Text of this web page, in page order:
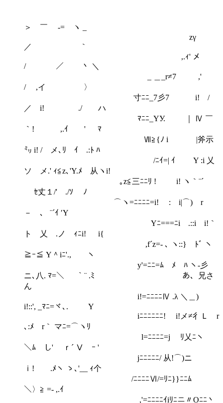
＞ ￣ -= ヽ _
zγ
／ ｀
,.ｨ' メ
/ ／ 丶 ＼
_ ＿_r≠7 ,'
/ ,イ 〉
寸ﾆﾆ_7彡7 i! /
／ i! ./ ハ
ﾏﾆﾆ_YУ. ｜ Ⅳ ￣
｀! ,.ｲ ' ﾏ
Ⅶ≧{ﾉ i |斧示
㍉ i! / メ､ﾘ ｲ .:ﾄ ﾊ
/ﾆｲ=| ｲ Y :i 乂
ソ メ.' ｨ≦z､'Y.ﾒ 从ヽi!
｡z≦三ﾆﾆﾘ ! i! ヽ｀¨´
ｾ丈１/' ./ｿ ﾉ
⌒ヽ=ﾆﾆﾆﾆ=i! : i|⌒) r
－ 、 ¨´ｲ ′Y
Yﾆ===ﾆi .::i i!｀
ト 乂 .ノ ｨﾆi! i{
,f´z=- ､ ヽ::} ﾄﾞ ヽ
≧ｰ≦ Y＾iﾆ'., ヽ
y'=ﾆﾆ=ﾑ ﾒ ﾊ ヽ-彡
ニ､八. ﾏ=＼ ｀¨ .ﾐ あ、兄さ
ん
i!=ﾆﾆﾆﾆⅣ .λ ＼＿)
i!::', _ﾏﾆ=ヾ､. Y
iﾆﾆﾆﾆﾆﾆ! i!メ≠彳Ｌ r
､:ﾒ r｀ マﾆ=⌒ヽﾘ
l=ﾆﾆﾆﾆ=j ﾘ乂ﾆヽ
＼ﾑ し' ｒ´ Ⅴ ｰ '
jﾆﾆﾆﾆﾆ/ 从!⌒)ニ
ｉ! .ﾒヽ ゝ､'__ ｨ个
/ﾆﾆﾆﾆⅥ/=ﾘﾆ}}ﾆﾆﾑ
＼〉≧ =- ,.ｲ
,'=ﾆﾆﾆﾆｲiﾘﾆニ〃Oﾆﾆ丶